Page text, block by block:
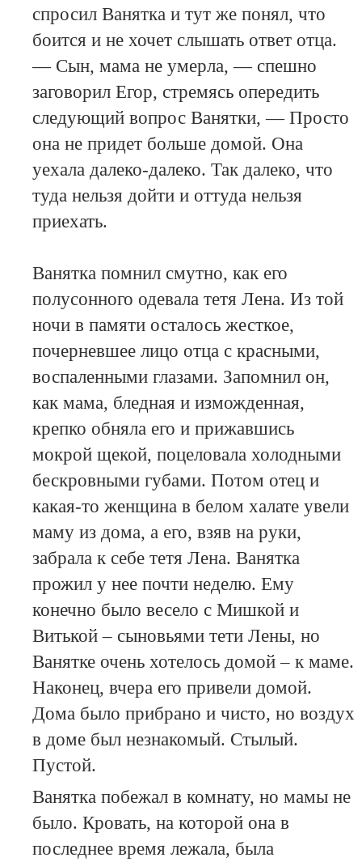
спросил Ванятка и тут же понял, что
боится и не хочет слышать ответ отца.
— Сын, мама не умерла, — спешно
заговорил Егор, стремясь опередить
следующий вопрос Ванятки, — Просто
она не придет больше домой. Она
уехала далеко-далеко. Так далеко, что
туда нельзя дойти и оттуда нельзя
приехать.
Ванятка помнил смутно, как его
полусонного одевала тетя Лена. Из той
ночи в памяти осталось жесткое,
почерневшее лицо отца с красными,
воспаленными глазами. Запомнил он,
как мама, бледная и изможденная,
крепко обняла его и прижавшись
мокрой щекой, поцеловала холодными
бескровными губами. Потом отец и
какая-то женщина в белом халате увели
маму из дома, а его, взяв на руки,
забрала к себе тетя Лена. Ванятка
прожил у нее почти неделю. Ему
конечно было весело с Мишкой и
Витькой – сыновьями тети Лены, но
Ванятке очень хотелось домой – к маме.
Наконец, вчера его привели домой.
Дома было прибрано и чисто, но воздух
в доме был незнакомый. Стылый.
Пустой.
Ванятка побежал в комнату, но мамы не
было. Кровать, на которой она в
последнее время лежала, была